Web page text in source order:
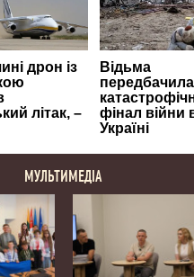
МУЛЬТИМЕДІА